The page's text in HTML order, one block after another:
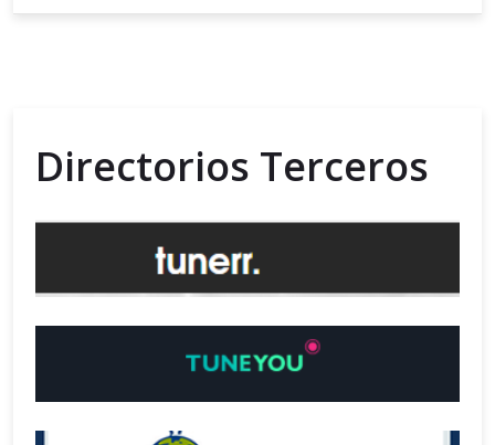
Directorios Terceros